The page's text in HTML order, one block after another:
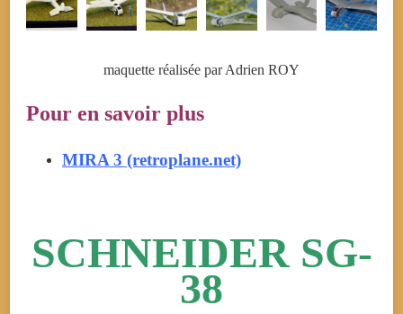
maquette réalisée par Adrien ROY
Pour en savoir plus
MIRA 3 (retroplane.net)
SCHNEIDER SG-
38